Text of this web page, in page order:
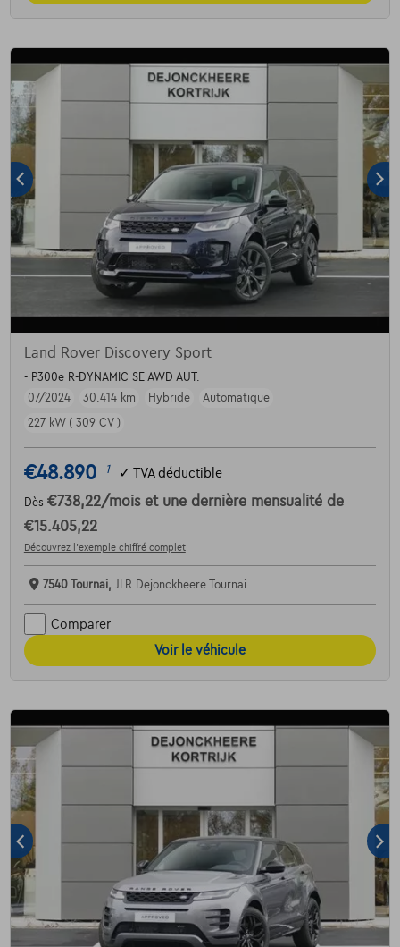
Land Rover Discovery Sport
- P300e R-DYNAMIC SE AWD AUT.
07/2024
30.414 km Hybride
Automatique
227 kW ( 309 CV )
€48.890 1 ✓ TVA déductible
Dès €738,22/mois et une dernière mensualité de
€15.405,22
Découvrez l’exemple chiffré complet
7540 Tournai, JLR Dejonckheere Tournai
Comparer
Voir le véhicule